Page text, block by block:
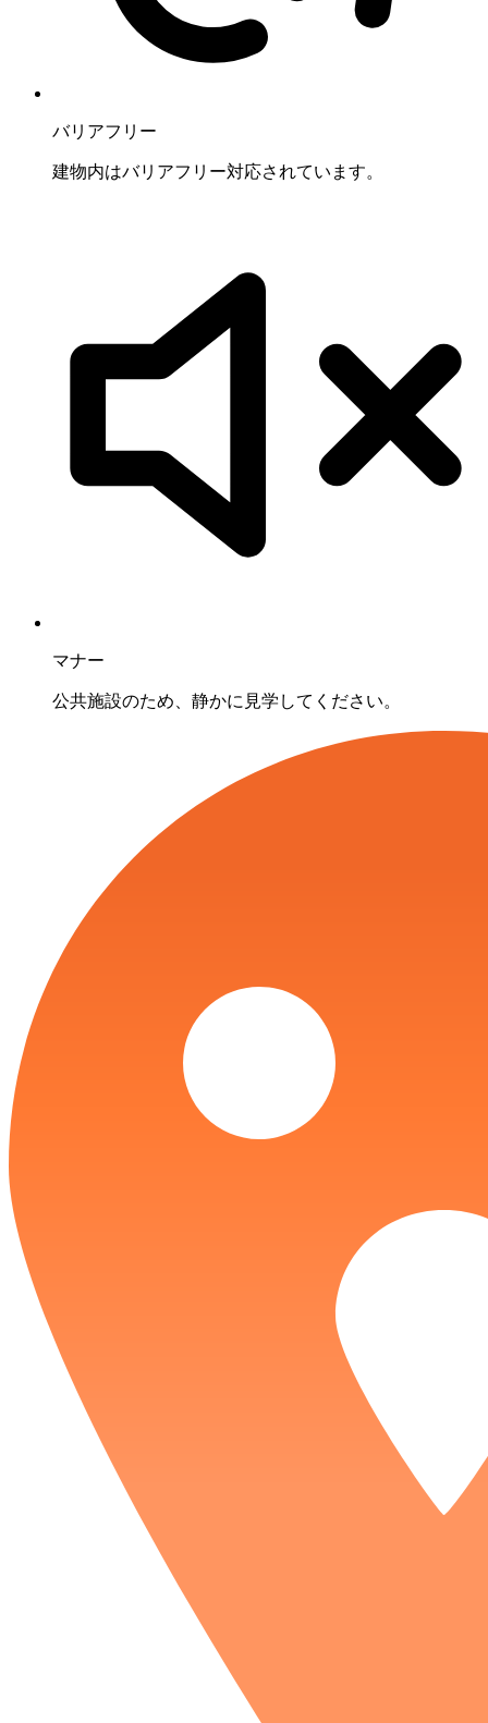
バリアフリー
建物内はバリアフリー対応されています。
マナー
公共施設のため、静かに見学してください。